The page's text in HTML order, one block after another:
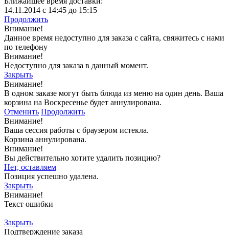
14.11.2014 с 14:45 до 15:15
Продолжить
Внимание!
Данное время недоступно для заказа с сайта, свяжитесь с нами
по телефону
Внимание!
Недоступно для заказа в данный момент.
Закрыть
Внимание!
В одном заказе могут быть блюда из меню на один день. Ваша
корзина на Воскресенье будет аннулирована.
Отменить Продолжить
Внимание!
Ваша сессия работы с браузером истекла.
Корзина аннулирована.
Внимание!
Вы действительно хотите удалить позицию?
Нет, оставляем
Позиция успешно удалена.
Закрыть
Внимание!
Текст ошибки
Закрыть
Подтверждение заказа